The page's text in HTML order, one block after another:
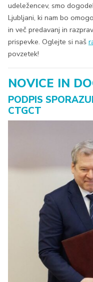
udeležencev, smo
Ljubljani, ki nam bo
in več predavanj in
prispevke. Oglejte si naš
povzetek!
NOVICE IN
PODPIS
CTGCT